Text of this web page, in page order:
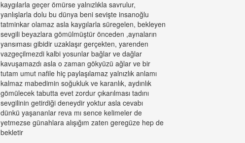
kaygılarla geçer ömürse yalnızlıkla savrulur,
yanlışlarla dolu bu dünya beni sevişte insanoğlu
tatminkar olamaz asla kaygılarla süregelen, bekleyen
sevgili beyazlara gömülmüştür önceden ,aynaların
yansıması gibidir uzaklaşır gerçekten, yarenden
vazgeçilmezdi kalbi yosunlar bağlar ve dağlar
kavuşamazdı asla o zaman gökyüzü ağlar ve bir
tutam umut nafile hiç paylaşılamaz yalnızlık anlamı
kalmaz mabedimin soğukluk ve karanlık, aydınlık
gömülecek tabutta evet zordur çıkarılması tadını
sevgilinin getirdiği deneydir yoktur asla cevabı
dünkü yaşananlar reva mı sence kelimeler de
yetmezse günahlara alışığım zaten geregüze hep de
bekletir